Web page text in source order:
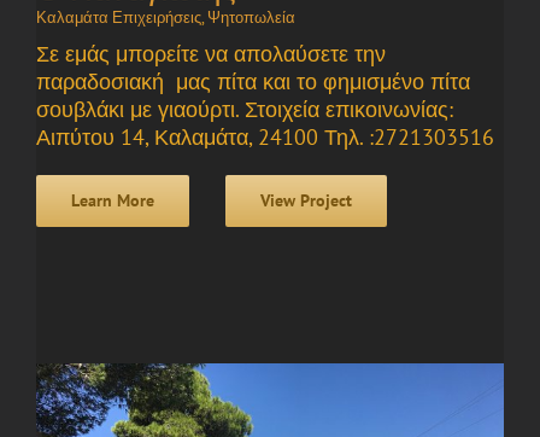
Καλαμάτα Επιχειρήσεις, Ψητοπωλεία
Σε εμάς μπορείτε να απολαύσετε την
παραδοσιακή μας πίτα και το φημισμένο πίτα
σουβλάκι με γιαούρτι. Στοιχεία επικοινωνίας:
Αιπύτου 14, Καλαμάτα, 24100 Τηλ. :2721303516
Learn More View Project